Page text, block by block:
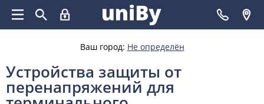
Ваш город: Не определён
Устройства защиты от
перенапряжений для